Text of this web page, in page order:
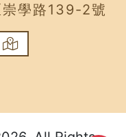
崇學路139-2號